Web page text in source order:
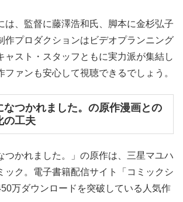
は、監督に藤澤浩和氏、脚本に金杉弘子
作プロダクションはビデオプランニング
ャスト・スタッフともに実力派が集結し
ファンも安心して視聴できるでしょう。
なつかれました。の原作漫画との
の工夫
つかれました。」の原作は、三星マユハ
ック。電子書籍配信サイト「コミックシ
万ダウンロードを突破している人気作